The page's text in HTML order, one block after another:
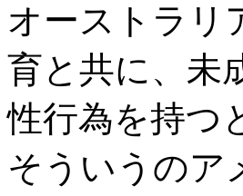
オーストラリ
育と共に、未
性行為を持つ
そういうのア